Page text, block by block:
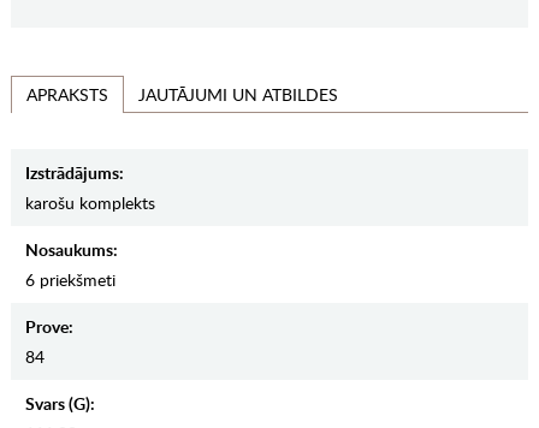
APRAKSTS JAUTĀJUMI UN ATBILDES
Izstrādājums:
karošu komplekts
Nosaukums:
6 priekšmeti
Prove:
84
Svars (g):